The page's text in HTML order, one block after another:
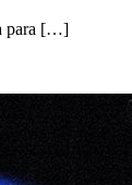
para […]